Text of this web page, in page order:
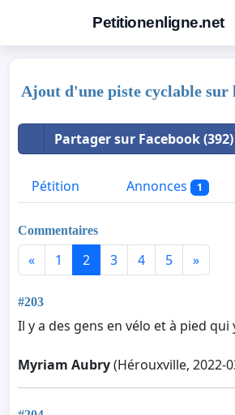
Petitionenligne.net
Ajout d'une piste cyclable sur
Partager sur Facebook (392)
Pétition Annonces 1
Commentaires
« 1 2 3 4 5 »
#203
Il y a des gens en vélo et à pied qui
Myriam Aubry(Hérouxville, 2022-